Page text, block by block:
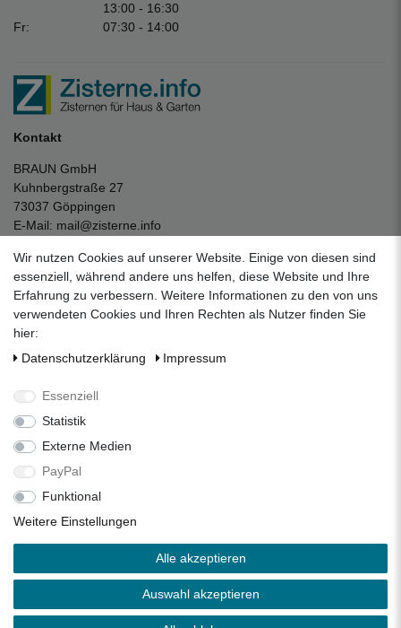
13:00 - 16:30
Fr:
07:30 - 14:00
Kontakt
BRAUN GmbH
Kuhnbergstraße 27
73037 Göppingen
E-Mail: mail@zisterne.info
Unternehmen
Datenschutzerklärung
Impressum
Über uns
Folgen Sie uns auf Social Media
Alle Preise inkl. 19% Mehrwertsteuer.
* Die verkauften Stückzahlen beziehen sich auf die Verkäufe
in unseren Shops und Marktplätzen.
** Der kostenlose Versand erfolgt ausschließlich innerhalb
des deutschen Festlandes ohne Inseln.
Copyright 2026 © Zisterne.info - Alle Rechte vorbehalten.
Wir nutzen Cookies auf unserer Website. Einige von diesen sind
essenziell, während andere uns helfen, diese Website und Ihre
Erfahrung zu verbessern. Weitere Informationen zu den von uns
verwendeten Cookies und Ihren Rechten als Nutzer finden Sie
hier:
Daten­schutz­erklärung
Impressum
Essenziell
Statistik
Externe Medien
PayPal
Funktional
Weitere Einstellungen
Alle akzeptieren
Auswahl akzeptieren